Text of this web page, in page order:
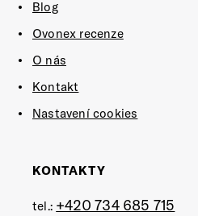
Blog
Ovonex recenze
O nás
Kontakt
Nastavení cookies
KONTAKTY
tel.: +420 734 685 715